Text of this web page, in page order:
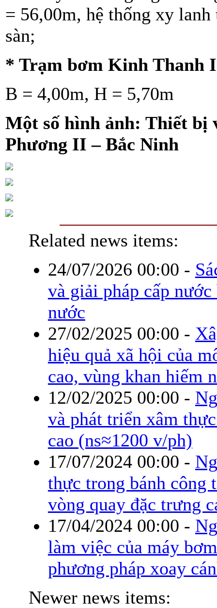
= 56,00m, hệ thống xy
sàn;
* Trạm bơm Kinh Thanh
B = 4,00m, H = 5,70m
Một số hình ảnh: Thiết
Phương II – Bắc Ninh
Related news items:
24/07/2026 00:00 -
và giải pháp cấp
nước
27/02/2025 00:00 -
hiệu quả xã hội của
cao, vùng khan hiếm
12/02/2025 00:00 -
và phát triển xâm
cao (ns≈1200 v/ph)
17/07/2024 00:00 -
thực trong bánh công
vòng quay đặc trưng
17/04/2024 00:00 -
làm việc của máy
phương pháp xoay
Newer news items: